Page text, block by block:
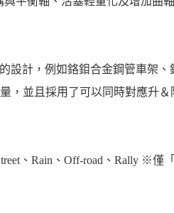
設計，例如鉻鉬合金鋼管車架、
，並且採用了可以同時對應升＆
、Rain、Off-road、Rally ※僅